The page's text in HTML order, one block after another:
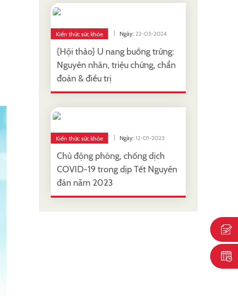
Kiến thức sức khỏe Ngày: 22-03-2024
{Hội thảo} U nang buồng trứng:
Nguyên nhân, triệu chứng, chẩn
đoán & điều trị
Kiến thức sức khỏe Ngày: 12-01-2023
Chủ động phòng, chống dịch
COVID-19 trong dịp Tết Nguyên
đán năm 2023